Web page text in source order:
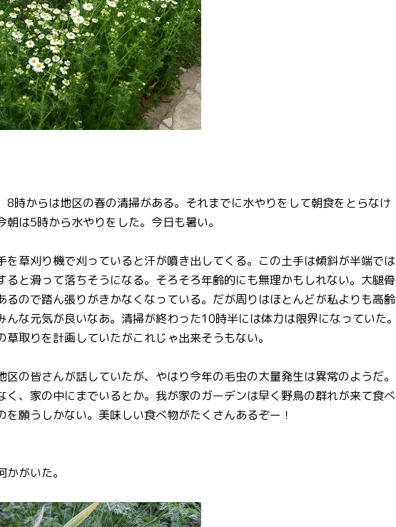
時からは地区の春の清掃がある。それまでに水やりをして朝食をとらなけ
朝は5時から水やりをした。今日も暑い。
草刈り機で刈っていると汗が噴き出してくる。この土手は傾斜が半端では
ると滑って落ちそうになる。そろそろ年齢的にも無理かもしれない。大腿骨
るので踏ん張りがきかなくなっている。だが周りはほとんどが私よりも高齢
んな元気が良いなあ。清掃が終わった10時半には体力は限界になっていた。
草取りを計画していたがこれじゃ出来そうもない。
の皆さんが話していたが、やはり今年の毛虫の大量発生は異常のようだ。
く、家の中にまでいるとか。我が家のガーデンは早く野鳥の群れが来て食べ
を願うしかない。美味しい食べ物がたくさんあるぞー！
がいた。